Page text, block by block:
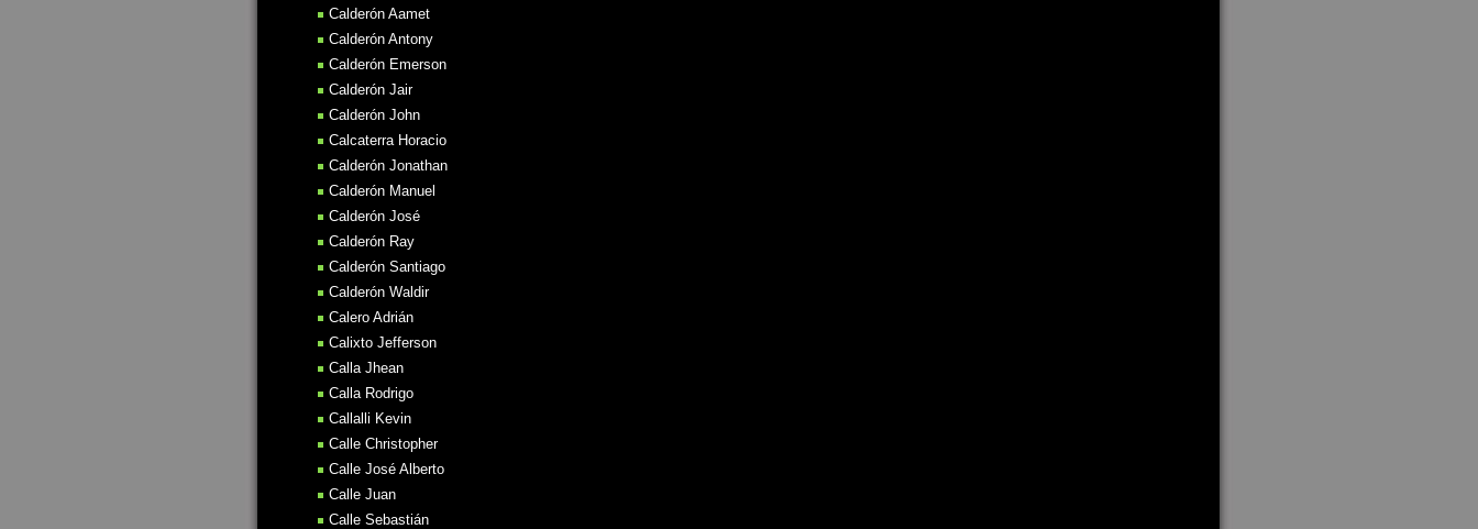
Calderón Aamet
Calderón Antony
Calderón Emerson
Calderón Jair
Calderón John
Calcaterra Horacio
Calderón Jonathan
Calderón Manuel
Calderón José
Calderón Ray
Calderón Santiago
Calderón Waldir
Calero Adrián
Calixto Jefferson
Calla Jhean
Calla Rodrigo
Callalli Kevin
Calle Christopher
Calle José Alberto
Calle Juan
Calle Sebastián